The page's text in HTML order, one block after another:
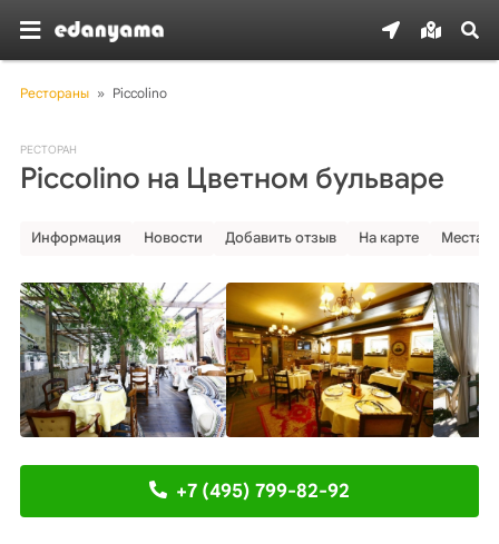
Рестораны » Piccolino
РЕСТОРАН
Piccolino на Цветном бульваре
Информация Новости Добавить отзыв На карте Места
+7 (495) 799-82-92